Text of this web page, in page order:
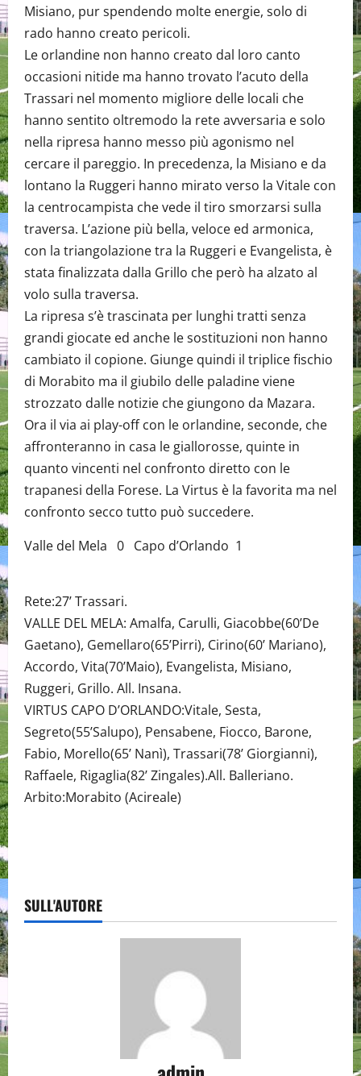
Misiano, pur spendendo molte energie, solo di
rado hanno creato pericoli.
Le orlandine non hanno creato dal loro canto
occasioni nitide ma hanno trovato l’acuto della
Trassari nel momento migliore delle locali che
hanno sentito oltremodo la rete avversaria e solo
nella ripresa hanno messo più agonismo nel
cercare il pareggio. In precedenza, la Misiano e da
lontano la Ruggeri hanno mirato verso la Vitale con
la centrocampista che vede il tiro smorzarsi sulla
traversa. L’azione più bella, veloce ed armonica,
con la triangolazione tra la Ruggeri e Evangelista, è
stata finalizzata dalla Grillo che però ha alzato al
volo sulla traversa.
La ripresa s’è trascinata per lunghi tratti senza
grandi giocate ed anche le sostituzioni non hanno
cambiato il copione. Giunge quindi il triplice fischio
di Morabito ma il giubilo delle paladine viene
strozzato dalle notizie che giungono da Mazara.
Ora il via ai play-off con le orlandine, seconde, che
affronteranno in casa le giallorosse, quinte in
quanto vincenti nel confronto diretto con le
trapanesi della Forese. La Virtus è la favorita ma nel
confronto secco tutto può succedere.
Valle del Mela 0 Capo d’Orlando 1
Rete:27’ Trassari.
VALLE DEL MELA: Amalfa, Carulli, Giacobbe(60’De
Gaetano), Gemellaro(65’Pirri), Cirino(60’ Mariano),
Accordo, Vita(70’Maio), Evangelista, Misiano,
Ruggeri, Grillo. All. Insana.
VIRTUS CAPO D’ORLANDO:Vitale, Sesta,
Segreto(55’Salupo), Pensabene, Fiocco, Barone,
Fabio, Morello(65’ Nanì), Trassari(78’ Giorgianni),
Raffaele, Rigaglia(82’ Zingales).All. Balleriano.
Arbito:Morabito (Acireale)
SULL'AUTORE